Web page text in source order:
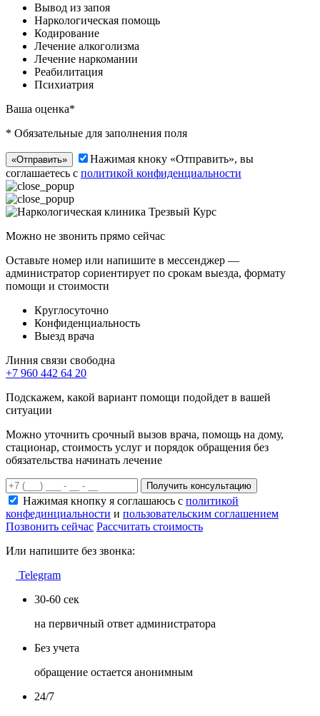
Вывод из запоя
Наркологическая помощь
Кодирование
Лечение алкоголизма
Лечение наркомании
Реабилитация
Психиатрия
Ваша оценка*
* Обязательные для заполнения поля
«Отправить»
Нажимая кноку «Отправить», вы
соглашаетесь с политикой конфиденциальности
Можно не звонить прямо сейчас
Оставьте номер или напишите в мессенджер —
администратор сориентирует по срокам выезда, формату
помощи и стоимости
Круглосуточно
Конфиденциальность
Выезд врача
Линия связи свободна
+7 960 442 64 20
Подскажем, какой вариант помощи подойдет в вашей
ситуации
Можно уточнить срочный вызов врача, помощь на дому,
стационар, стоимость услуг и порядок обращения без
обязательства начинать лечение
Получить консультацию
Нажимая кнопку я соглашаюсь с политикой
конфединциальности и пользовательским соглашением
Позвонить сейчас Рассчитать стоимость
Или напишите без звонка:
Telegram
30-60 сек
на первичный ответ администратора
Без учета
обращение остается анонимным
24/7